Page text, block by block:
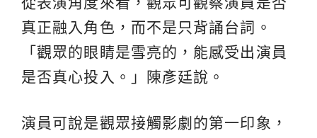
真正融入角色，而不是只背誦台詞。
「觀眾的眼睛是雪亮的，能感受出演員
是否真心投入。」陳彥廷說。
演員可說是觀眾接觸影劇的第一印象，